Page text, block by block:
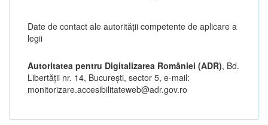
Date de contact ale autorităţii competente de aplicare a
legii
Autoritatea pentru Digitalizarea României (ADR), Bd.
Libertăţii nr. 14, Bucureşti, sector 5, e-mail:
monitorizare.accesibilitateweb@adr.gov.ro